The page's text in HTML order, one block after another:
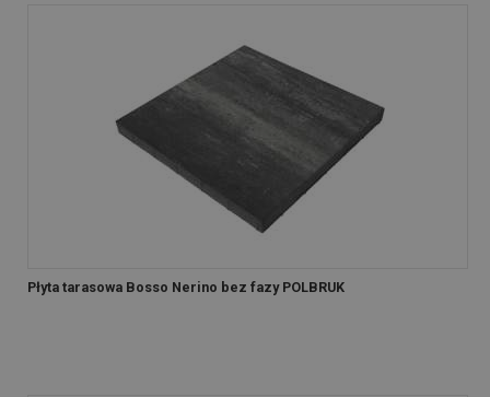
Płyta tarasowa Bosso Nerino bez fazy POLBRUK